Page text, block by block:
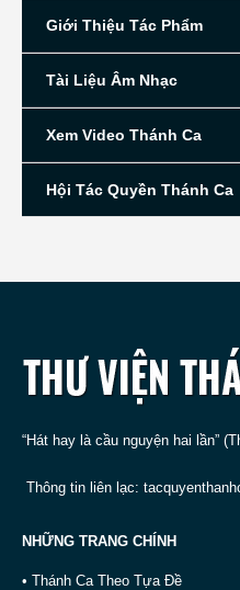
Giới Thiệu Tác Phẩm
Tài Liệu Âm Nhạc
Xem Video Thánh Ca
Hội Tác Quyền Thánh Ca
“Hát hay là cầu nguyện hai lần”
Thông tin liên lạc:
NHỮNG TRANG CHÍNH
• Thánh Ca Theo Tựa Đề